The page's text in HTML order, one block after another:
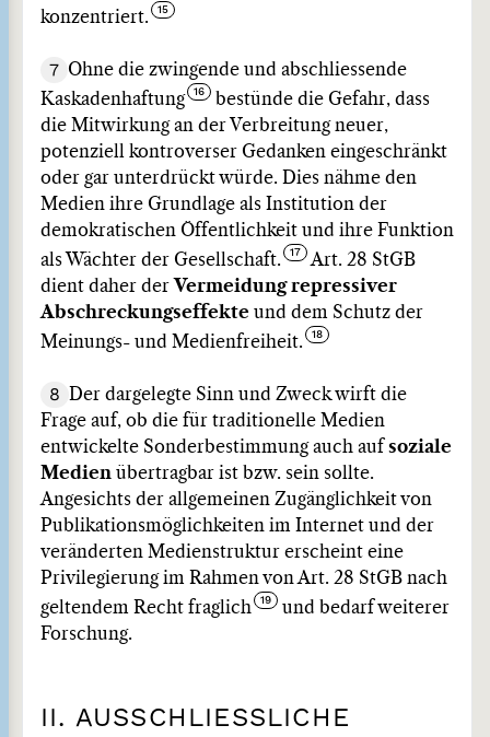
konzentriert.
7 Ohne die zwingende und abschliessende
Kaskadenhaftung
bestünde die Gefahr, dass
die Mitwirkung an der Verbreitung neuer,
potenziell kontroverser Gedanken eingeschränkt
oder gar unterdrückt würde. Dies nähme den
Medien ihre Grundlage als Institution der
demokratischen Öffentlichkeit und ihre Funktion
als Wächter der Gesellschaft.
Art. 28 StGB
dient daher der Vermeidung repressiver
Abschreckungseffekte und dem Schutz der
Meinungs- und Medienfreiheit.
8
Der dargelegte Sinn und Zweck wirft die
Frage auf, ob die für traditionelle Medien
entwickelte Sonderbestimmung auch auf soziale
Medien übertragbar ist bzw. sein sollte.
Angesichts der allgemeinen Zugänglichkeit von
Publikationsmöglichkeiten im Internet und der
veränderten Medienstruktur erscheint eine
Privilegierung im Rahmen von Art. 28 StGB nach
geltendem Recht fraglich
und bedarf weiterer
Forschung.
II. AUSSCHLIESSLICHE